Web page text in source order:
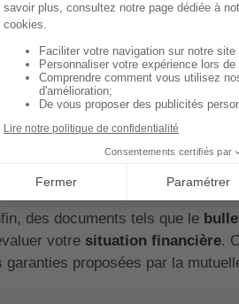
raisons.
d'abord, ces documents
effet, l'assureur a besoin de
certains documents comme le
place leprélèvement automatique
de l'Assurance Maladie,
des documents tels que le
votre situation financière.
garanties proposées par la